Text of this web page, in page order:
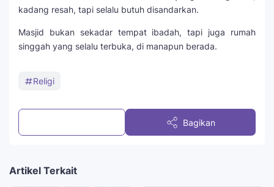
kadang resah, tapi selalu butuh disandarkan.
Masjid bukan sekadar tempat ibadah, tapi juga rumah
singgah yang selalu terbuka, di manapun berada.
Religi
Bagikan
Artikel Terkait